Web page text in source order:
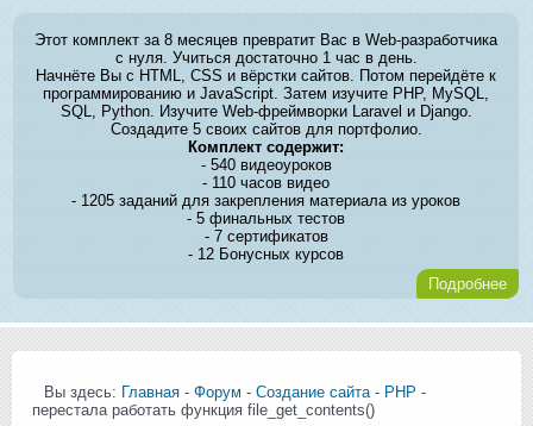
Этот комплект за 8 месяцев превратит Вас в Web-разработчика
с нуля. Учиться достаточно 1 час в день.
Начнёте Вы с HTML, CSS и вёрстки сайтов. Потом перейдёте к
программированию и JavaScript. Затем изучите PHP, MySQL,
SQL, Python. Изучите Web-фреймворки Laravel и Django.
Создадите 5 своих сайтов для портфолио.
Комплект содержит:
- 540 видеоуроков
- 110 часов видео
- 1205 заданий для закрепления материала из уроков
- 5 финальных тестов
- 7 сертификатов
- 12 Бонусных курсов
Подробнее
Вы здесь: Главная - Форум - Создание сайта - PHP -
перестала работать функция file_get_contents()